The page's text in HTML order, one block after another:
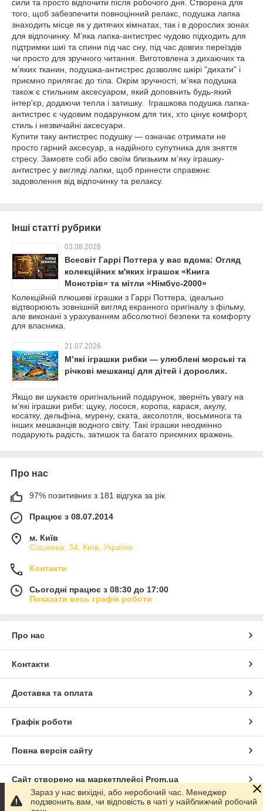
сили та просто відпочити після робочого дня. Створена для
того, щоб забезпечити повноцінний релакс, подушка лапка
знаходить місце як у дитячих кімнатах, так і в дорослих зонах
для відпочинку. М’яка лапка-антистрес чудово підходить для
підтримки шиї та спини під час сну, під час довгих переїздів
чи просто для зручного читання. Виготовлена з дихаючих та
м’яких тканин, подушка-антистрес дозволяє шкірі "дихати" і
приємно прилягає до тіла. Окрім зручності, м’яка подушка
також є стильним аксесуаром, який доповнить будь-який
інтер'єр, додаючи тепла і затишку. Іграшкова подушка лапка-
антистрес є чудовим подарунком для тих, хто цінує комфорт,
стиль і незвичайні аксесуари.
Купити таку антистрес подушку — означає отримати не
просто гарний аксесуар, а надійного супутника для зняття
стресу. Замовте собі або своїм близьким м’яку іграшку-
антистрес у вигляді лапки, щоб принести справжнє
задоволення від відпочинку та релаксу.
Інші статті рубрики
03.08.2026
Всесвіт Гаррі Поттера у вас вдома: Огляд
колекційних м'яких іграшок «Книга
Монстрів» та мітли «Німбус-2000»
Колекційній плюшеві іграшки з Гаррі Поттера, ідеально
відтворюють зовнішній вигляд екранного оригіналу з фільму,
але виконані з урахуванням абсолютної безпеки та комфорту
для власника.
21.07.2026
М’які іграшки рибки — улюблені морські та
річкові мешканці для дітей і дорослих.
Якщо ви шукаєте оригінальний подарунок, зверніть увагу на
м’які іграшки риби: щуку, лосося, коропа, карася, акулу,
косатку, дельфіна, мурену, ската, аксолотля, восьминога та
інших мешканців водного світу. Такі іграшки неодмінно
подарують радість, затишок та багато приємних вражень.
Про нас
97% позитивних з 181 відгука за рік
Працює з 08.07.2014
м. Київ
Сошенка, 34, Київ, Україна
Контакти
Сьогодні працює з 08:30 до 17:00
Показати весь графік роботи
Про нас
Контакти
Доставка та оплата
Графік роботи
Повна версія сайту
Сайт створено на маркетплейсі Prom.ua
Політика конфіденційності
Зараз у нас вихідні, або неробочий час. Менеджер
подзвонить вам, чи відповість в чаті у найближчий робочий